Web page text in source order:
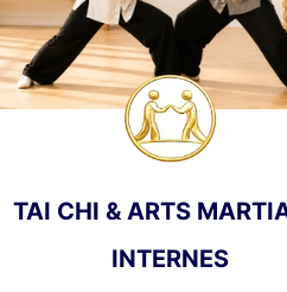
TAI CHI & ARTS
INTERNES